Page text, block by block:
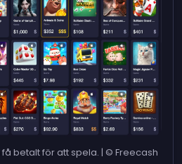
betalt för att spela. | © Freecash